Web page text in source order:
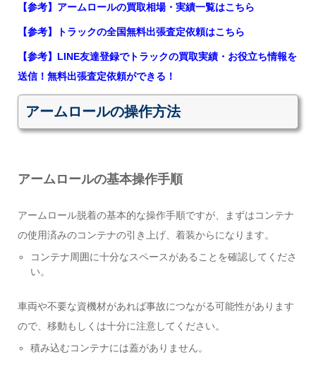
【参考】アームロールの買取相場・実績一覧はこちら
【参考】トラックの全国無料出張査定依頼はこちら
【参考】LINE友達登録でトラックの買取実績・お役立ち情報を
送信！無料出張査定依頼ができる！
アームロールの操作方法
アームロールの基本操作手順
アームロール脱着の基本的な操作手順ですが、まずはコンテナ
の使用済みのコンテナの引き上げ、着装からになります。
コンテナ周囲に十分なスペースがあることを確認してくださ
い。
車両や不要な資機材があれば事故につながる可能性があります
ので、移動もしくは十分に注意してください。
積み込むコンテナには蓋がありません。